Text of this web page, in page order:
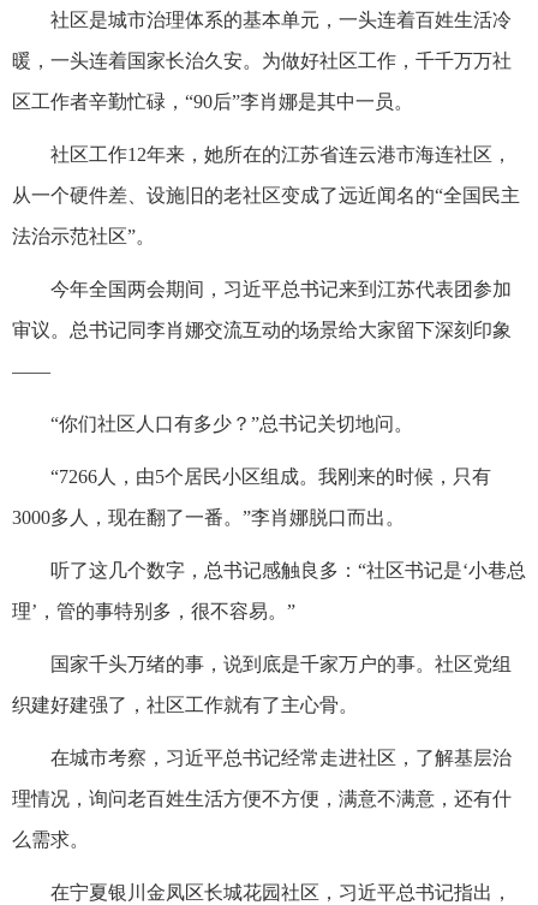
社区是城市治理体系的基本单元，一头连着百姓生活冷
暖，一头连着国家长治久安。为做好社区工作，千千万万社
区工作者辛勤忙碌，“90后”李肖娜是其中一员。
社区工作12年来，她所在的江苏省连云港市海连社区，
从一个硬件差、设施旧的老社区变成了远近闻名的“全国民主
法治示范社区”。
今年全国两会期间，习近平总书记来到江苏代表团参加
审议。总书记同李肖娜交流互动的场景给大家留下深刻印象
——
“你们社区人口有多少？”总书记关切地问。
“7266人，由5个居民小区组成。我刚来的时候，只有
3000多人，现在翻了一番。”李肖娜脱口而出。
听了这几个数字，总书记感触良多：“社区书记是‘小巷总
理’，管的事特别多，很不容易。”
国家千头万绪的事，说到底是千家万户的事。社区党组
织建好建强了，社区工作就有了主心骨。
在城市考察，习近平总书记经常走进社区，了解基层治
理情况，询问老百姓生活方便不方便，满意不满意，还有什
么需求。
在宁夏银川金凤区长城花园社区，习近平总书记指出，